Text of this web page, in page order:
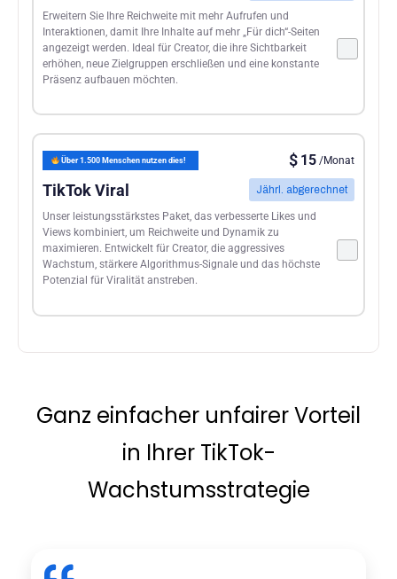
Erweitern Sie Ihre Reichweite mit mehr Aufrufen und
Interaktionen, damit Ihre Inhalte auf mehr „Für dich“-Seiten
angezeigt werden. Ideal für Creator, die ihre Sichtbarkeit
erhöhen, neue Zielgruppen erschließen und eine konstante
Präsenz aufbauen möchten.
Über 1.500 Menschen nutzen dies! $ 15 /Monat
Jährl. abgerechnet
TikTok Viral
Unser leistungsstärkstes Paket, das verbesserte Likes und
Views kombiniert, um Reichweite und Dynamik zu
maximieren. Entwickelt für Creator, die aggressives
Wachstum, stärkere Algorithmus-Signale und das höchste
Potenzial für Viralität anstreben.
Ganz einfacher unfairer Vorteil
in Ihrer TikTok-
Wachstumsstrategie